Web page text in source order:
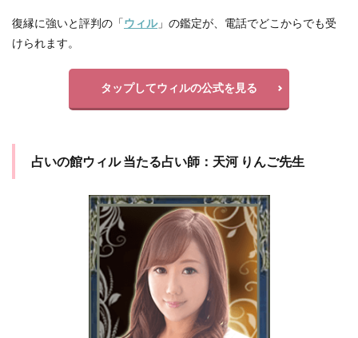
復縁に強いと評判の「ウィル」の鑑定が、電話でどこからでも受
けられます。
タップしてウィルの公式を見る
占いの館ウィル 当たる占い師：天河 りんご先生